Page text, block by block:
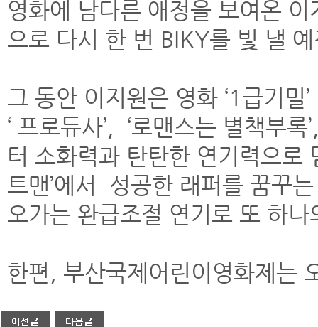
영화에 남다른 애정을 보여온
으로 다시 한 번 BIKY를 빛 낼
그 동안 이지원은 영화 ‘1급기밀
‘ 프로듀사’, ‘로맨스는 별책부
터 소화력과 탄탄한 연기력으로
트맨’에서 성공한 래퍼를 꿈꾸
오가는 완급조절 연기로 또 하
한편, 부산국제어린이영화제는